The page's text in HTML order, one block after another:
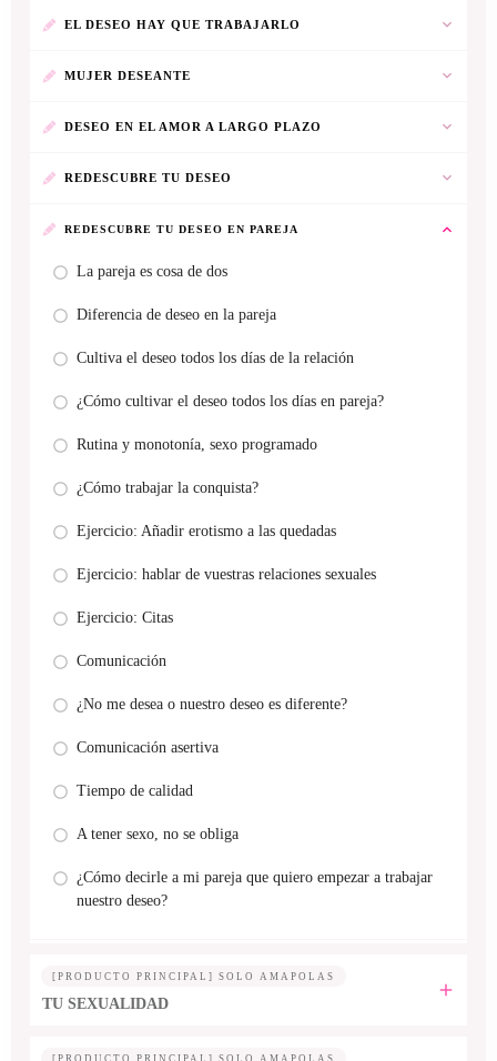
EL DESEO HAY QUE TRABAJARLO
MUJER DESEANTE
DESEO EN EL AMOR A LARGO PLAZO
REDESCUBRE TU DESEO
REDESCUBRE TU DESEO EN PAREJA
La pareja es cosa de dos
Diferencia de deseo en la pareja
Cultiva el deseo todos los días de la relación
¿Cómo cultivar el deseo todos los días en pareja?
Rutina y monotonía, sexo programado
¿Cómo trabajar la conquista?
Ejercicio: Añadir erotismo a las quedadas
Ejercicio: hablar de vuestras relaciones sexuales
Ejercicio: Citas
Comunicación
¿No me desea o nuestro deseo es diferente?
Comunicación asertiva
Tiempo de calidad
A tener sexo, no se obliga
¿Cómo decirle a mi pareja que quiero empezar a trabajar
nuestro deseo?
[PRODUCTO PRINCIPAL] SOLO AMAPOLAS
TU SEXUALIDAD
[PRODUCTO PRINCIPAL] SOLO AMAPOLAS